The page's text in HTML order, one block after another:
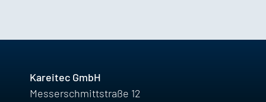
Kareitec GmbH
Messerschmittstraße 12